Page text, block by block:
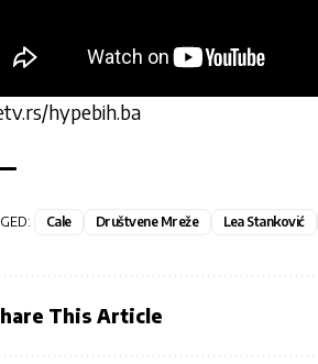
hypebih.ba
Cale Društvene Mreže Lea Stanković
This Article